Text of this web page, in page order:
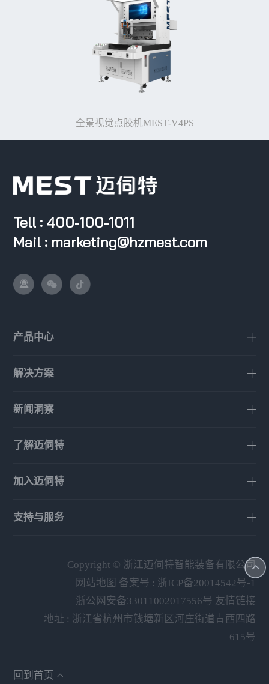
全景视觉点胶机MEST-V4PS
Tell : 400-100-1011
Mail : marketing@hzmest.com
产品中心
解决方案
新闻洞察
了解迈伺特
加入迈伺特
支持与服务
Copyright © 浙江迈伺特智能装备有限公司
网站地图 备案号 : 浙ICP备20014542号-1
浙公网安备33011002017556号 友情链接
地址 : 浙江省杭州市钱塘新区河庄街道青西四路
615号
回到首页